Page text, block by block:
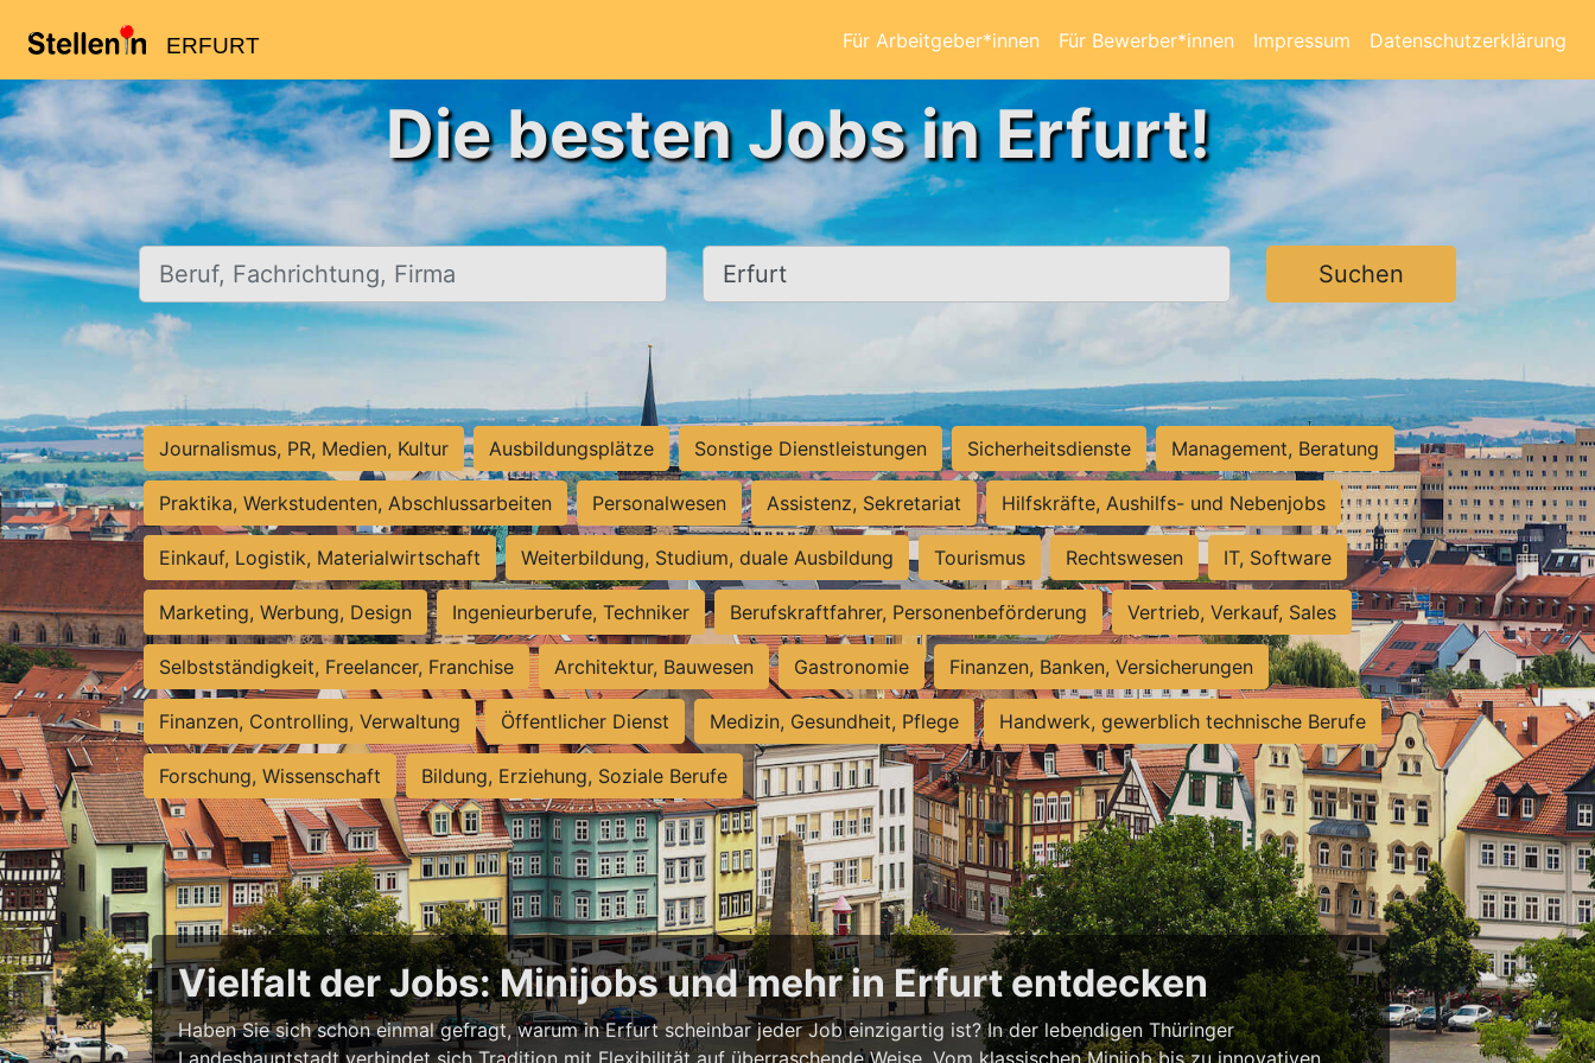
ERFURT Für Arbeitgeber*innen Für Bewerber*innen Impressum Datenschutzerklärung
Die besten Jobs in Erfurt!
Beruf, Fachrichtung, Firma Ort, Stadt Suchen
Journalismus, PR, Medien, Kultur Ausbildungsplätze Sonstige Dienstleistungen Sicherheitsdienste Management, Beratung
Praktika, Werkstudenten, Abschlussarbeiten Personalwesen Assistenz, Sekretariat Hilfskräfte, Aushilfs- und Nebenjobs
Einkauf, Logistik, Materialwirtschaft Weiterbildung, Studium, duale Ausbildung Tourismus Rechtswesen IT, Software
Marketing, Werbung, Design Ingenieurberufe, Techniker Berufskraftfahrer, Personenbeförderung Vertrieb, Verkauf, Sales
Selbstständigkeit, Freelancer, Franchise Architektur, Bauwesen Gastronomie Finanzen, Banken, Versicherungen
Finanzen, Controlling, Verwaltung Öffentlicher Dienst Medizin, Gesundheit, Pflege Handwerk, gewerblich technische Berufe
Forschung, Wissenschaft Bildung, Erziehung, Soziale Berufe
Vielfalt der Jobs: Minijobs und mehr in Erfurt entdecken
Haben Sie sich schon einmal gefragt, warum in Erfurt scheinbar jeder Job einzigartig ist? In der lebendigen Thüringer